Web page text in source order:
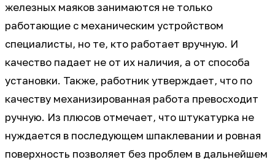
железных маяков занимаются не только
работающие с механическим устройством
специалисты, но те, кто работает вручную. И
качество падает не от их наличия, а от способа
установки. Также, работник утверждает, что по
качеству механизированная работа превосходит
ручную. Из плюсов отмечает, что штукатурка не
нуждается в последующем шпаклевании и ровная
поверхность позволяет без проблем в дальнейшем